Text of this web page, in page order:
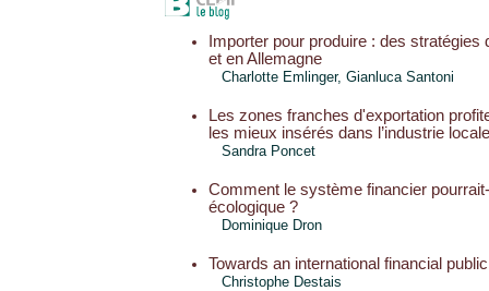
Importer pour produire : des stratégies
et en Allemagne
Charlotte Emlinger, Gianluca Santoni
Les zones franches d'exportation
les mieux insérés dans l’industrie locale
Sandra Poncet
Comment le système financier
écologique ?
Dominique Dron
Towards an international financial
Christophe Destais